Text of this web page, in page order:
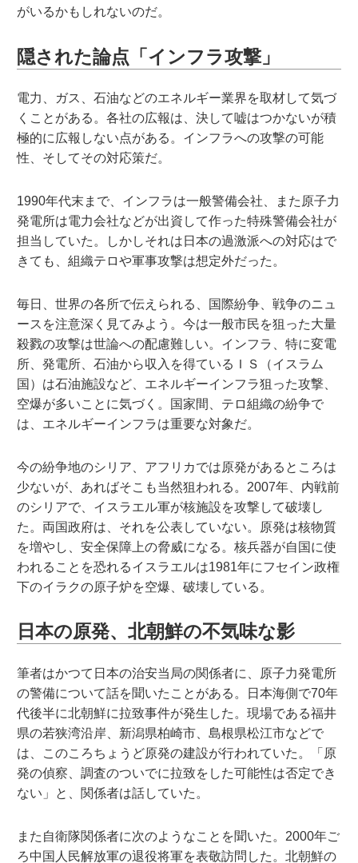
がいるかもしれないのだ。
隠された論点「インフラ攻撃」
電力、ガス、石油などのエネルギー業界を取材して気づ
くことがある。各社の広報は、決して嘘はつかないが積
極的に広報しない点がある。インフラへの攻撃の可能
性、そしてその対応策だ。
1990年代末まで、インフラは一般警備会社、また原子力
発電所は電力会社などが出資して作った特殊警備会社が
担当していた。しかしそれは日本の過激派への対応はで
きても、組織テロや軍事攻撃は想定外だった。
毎日、世界の各所で伝えられる、国際紛争、戦争のニュ
ースを注意深く見てみよう。今は一般市民を狙った大量
殺戮の攻撃は世論への配慮難しい。インフラ、特に変電
所、発電所、石油から収入を得ているＩＳ（イスラム
国）は石油施設など、エネルギーインフラ狙った攻撃、
空爆が多いことに気づく。国家間、テロ組織の紛争で
は、エネルギーインフラは重要な対象だ。
今の紛争地のシリア、アフリカでは原発があるところは
少ないが、あればそこも当然狙われる。2007年、内戦前
のシリアで、イスラエル軍が核施設を攻撃して破壊し
た。両国政府は、それを公表していない。原発は核物質
を増やし、安全保障上の脅威になる。核兵器が自国に使
われることを恐れるイスラエルは1981年にフセイン政権
下のイラクの原子炉を空爆、破壊している。
日本の原発、北朝鮮の不気味な影
筆者はかつて日本の治安当局の関係者に、原子力発電所
の警備について話を聞いたことがある。日本海側で70年
代後半に北朝鮮に拉致事件が発生した。現場である福井
県の若狭湾沿岸、新潟県柏崎市、島根県松江市などで
は、このころちょうど原発の建設が行われていた。「原
発の偵察、調査のついでに拉致をした可能性は否定でき
ない」と、関係者は話していた。
また自衛隊関係者に次のようなことを聞いた。2000年ご
ろ中国人民解放軍の退役将軍を表敬訪問した。北朝鮮の